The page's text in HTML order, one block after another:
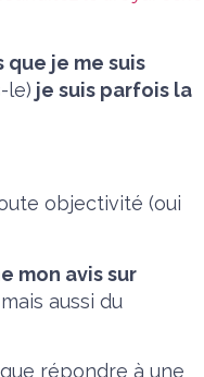
que je me suis
le) je suis parfois la
objectivité (oui
mon avis sur
aussi du
répondre à une